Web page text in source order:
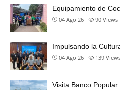
Equipamiento de
04 Ago 26 90 Views
Impulsando la
04 Ago 26 139
Visita Banco Popular